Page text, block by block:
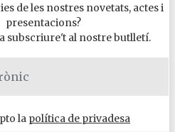
i encantadora podria
actitud ens impedeix titllar el
tanqueu les vostres portes,
tot allò que no teníeu als
/ i que tant necessitàveu,
empresa gens fàcil, és feta, ens
variable, amb fugues,
i vacil·lants”, és a dir,
de les nostres novetats, actes i
presentacions?
subscriure't al nostre butlletí.
la política de privadesa